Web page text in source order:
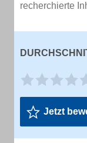
recherchierte
Jetzt